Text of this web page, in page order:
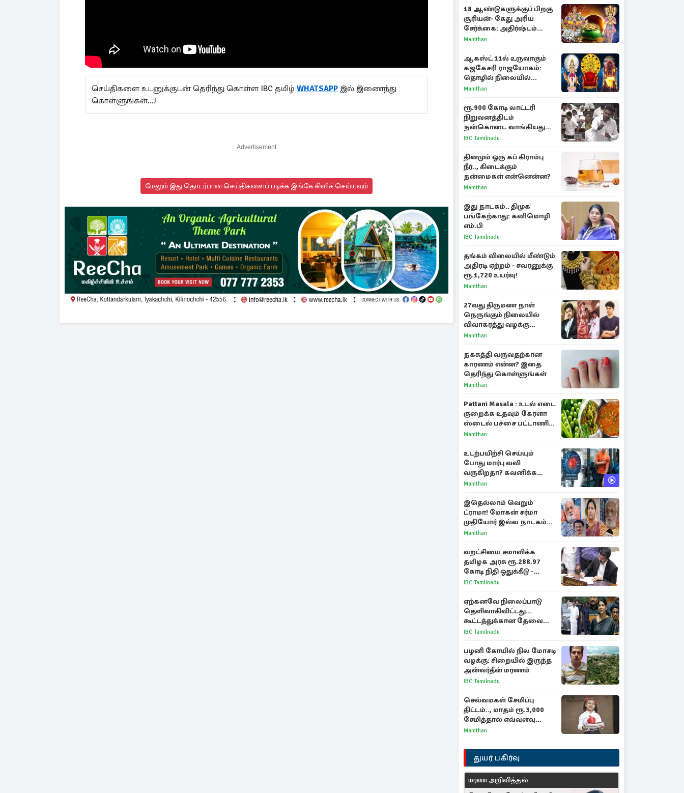
செய்திகளை உடனுக்குடன் தெரிந்து கொள்ள IBC தமிழ் WHATSAPP இல் இணைந்து
கொள்ளுங்கள்...!
Advertisement
மேலும் இது தொடர்பான செய்திகளைப் படிக்க இங்கே கிளிக் செய்யவும்
18 ஆண்டுகளுக்குப் பிறகு
சூரியன்- கேது அரிய
சேர்க்கை: அதிர்ஷ்டம்
பெறும் 3 ராசிகள்!
Manithan
ஆகஸ்ட் 11ல் உருவாகும்
கஜகேசரி ராஜயோகம்:
தொழில் நிலையில்
அதிர்ஷ்டம் பெறும் 3
Manithan
ரூ.900 கோடி லாட்டரி
நிறுவனத்திடம்
நன்கொடை வாங்கியது
ஏன்? உதயநிதி - ஆதவ்
IBC Tamilnadu
தினமும் ஒரு கப் கிராம்பு
நீர்.., கிடைக்கும்
நன்மைகள் என்னென்ன?
Manithan
இது நாடகம்.. திமுக
பங்கேற்காது: கனிமொழி
எம்.பி
IBC Tamilnadu
தங்கம் விலையில் மீண்டும்
அதிரடி ஏற்றம் - சவரனுக்கு
ரூ.1,720 உயர்வு!
Manithan
27வது திருமண நாள்
நெருங்கும் நிலையில்
விவாகரத்து வழக்கு
வாபஸ்! விஜய்யுடன்
Manithan
நகசுத்தி வருவதற்கான
காரணம் என்ன? இதை
தெரிந்து கொள்ளுங்கள்
Manithan
Pattani Masala : உடல் எடை
குறைக்க உதவும் கேரளா
ஸ்டைல் பச்சை பட்டாணி
கிரேவி
Manithan
உடற்பயிற்சி செய்யும்
போது மார்பு வலி
வருகிறதா? கவனிக்க
வேண்டிய எச்சரிக்கை
Manithan
இதெல்லாம் வெறும்
ட்ராமா! மோகன் சர்மா
முதியோர் இல்ல நாடகம்
குறித்து குட்டி பத்மினி
Manithan
வறட்சியை சமாளிக்க
தமிழக அரசு ரூ.288.97
கோடி நிதி ஒதுக்கீடு -
வெளியான அரசாணை
IBC Tamilnadu
ஏற்கனவே நிலைப்பாடு
தெளிவாகிவிட்டது...
கூட்டத்துக்கான தேவை
என்ன? - கனிமொழி
IBC Tamilnadu
பழனி கோயில் நில மோசடி
வழக்கு: சிறையில் இருந்த
அன்வர்தீன் மரணம்
IBC Tamilnadu
செல்வமகள் சேமிப்பு
திட்டம்.., மாதம் ரூ.3,000
சேமித்தால் எவ்வளவு
கிடைக்கும்?
Manithan
துயர் பகிர்வு
மரண அறிவித்தல்